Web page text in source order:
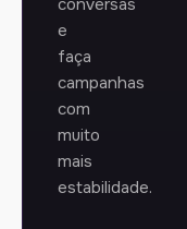
e
faça
campanhas
com
muito
mais
estabilidade.